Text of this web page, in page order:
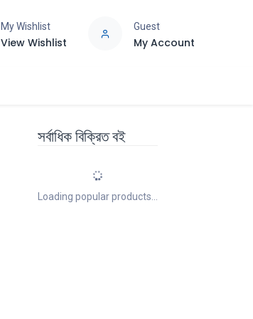
My Wishlist
View Wishlist
Guest
My Account
সর্বাধিক বিক্রিত বই
Loading popular products...